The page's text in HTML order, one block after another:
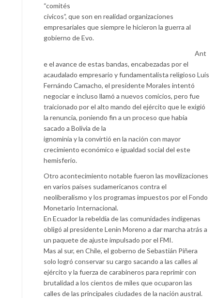
“comités
cívicos”, que son en realidad organizaciones
empresariales que siempre le hicieron la guerra al
gobierno de Evo.
Ant
e el avance de estas bandas, encabezadas por el
acaudalado empresario y fundamentalista religioso Luis
Fernándo Camacho, el presidente Morales intentó
negociar e incluso llamó a nuevos comicios, pero fue
traicionado por el alto mando del ejército que le exigió
la renuncia, poniendo fin a un proceso que había
sacado a Bolivia de la
ignominia y la convirtió en la nación con mayor
crecimiento económico e igualdad social del este
hemisferio.
Otro acontecimiento notable fueron las movilizaciones
en varios países sudamericanos contra el
neoliberalismo y los programas impuestos por el Fondo
Monetario Internacional.
En Ecuador la rebeldía de las comunidades indígenas
obligó al presidente Lenin Moreno a dar marcha atrás a
un paquete de ajuste impulsado por el FMI.
Mas al sur, en Chile, el goberno de Sebastián Piñera
solo logró conservar su cargo sacando a las calles al
ejército y la fuerza de carabineros para reprimir con
brutalidad a los cientos de miles que ocuparon las
calles de las principales ciudades de la nación austral.